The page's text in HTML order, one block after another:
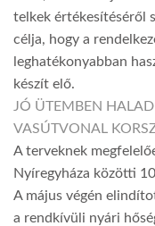
telkek értékesítéséről
célja, hogy a
leghatékonyabban
készít elő.
JÓ ÜTEMBEN
VASÚTVONAL
A terveknek
Nyíregyháza közötti
A május végén
a rendkívüli nyári